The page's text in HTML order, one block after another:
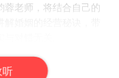
蓉老师，将结合自己的
对错无关。
听